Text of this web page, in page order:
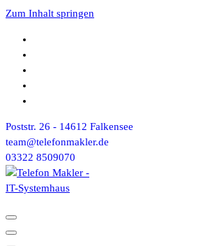
Zum Inhalt springen
Poststr. 26 - 14612 Falkensee
team@telefonmakler.de
03322 8509070